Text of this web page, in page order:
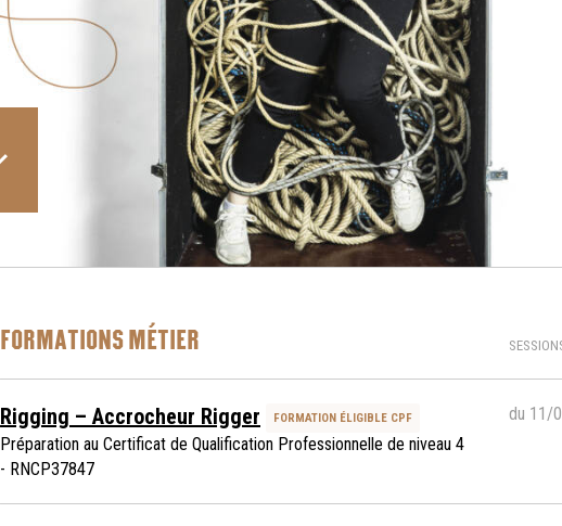
FORMATIONS MÉTIER
Rigging – Accrocheur Rigger FORMATION ÉLIGIBLE CPF
Préparation au Certificat de Qualification Professionnelle de niveau 4
- RNCP37847
du 11/